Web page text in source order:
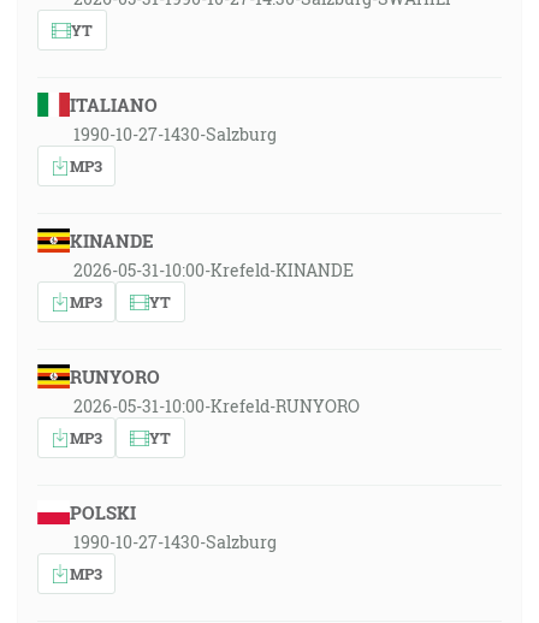
YT
ITALIANO
1990-10-27-1430-Salzburg
MP3
KINANDE
2026-05-31-10:00-Krefeld-KINANDE
MP3 YT
RUNYORO
2026-05-31-10:00-Krefeld-RUNYORO
MP3 YT
POLSKI
1990-10-27-1430-Salzburg
MP3